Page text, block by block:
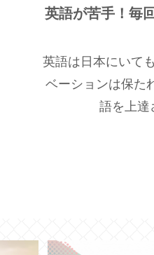
英語が苦手！毎
英語は日本にいて
ベーションは保た
語を上達